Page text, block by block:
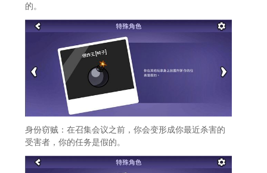
的。
身份窃贼：在召集会议之前，你会变形成你最近杀害的
受害者，你的任务是假的。